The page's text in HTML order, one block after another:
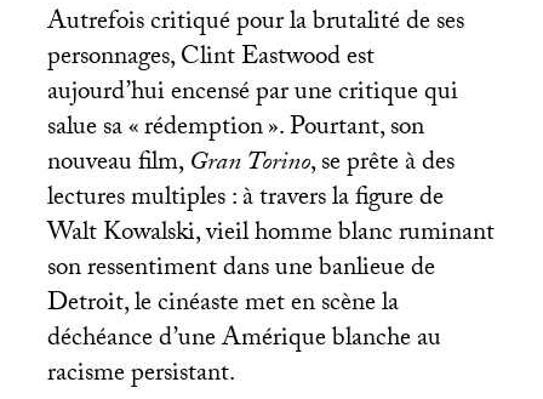
Autrefois critiqué pour la brutalité de ses
personnages, Clint Eastwood est
aujourd’hui encensé par une critique qui
salue sa «rédemption». Pourtant, son
nouveau film,Gran Torino, se prête à des
lectures multiples : à travers la figure de
Walt Kowalski, vieil homme blanc ruminant
son ressentiment dans une banlieue de
Detroit, le cinéaste met en scène la
déchéance d’une Amérique blanche au
racisme persistant.